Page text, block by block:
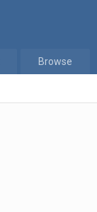
Browse